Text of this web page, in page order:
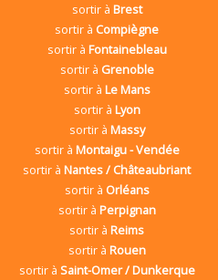
sortir à Brest
sortir à Compiègne
sortir à Fontainebleau
sortir à Grenoble
sortir à Le Mans
sortir à Lyon
sortir à Massy
sortir à Montaigu - Vendée
sortir àNantes / Châteaubriant
sortir à Orléans
sortir à Perpignan
sortir àReims
sortir à Rouen
sortir à Saint-Omer / Dunkerque